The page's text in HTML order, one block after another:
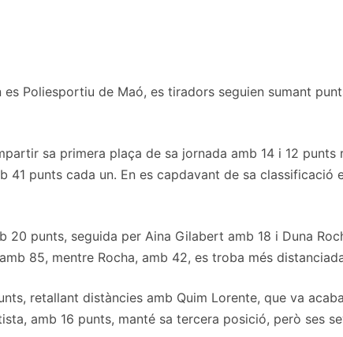
Poliesportiu de Maó, es tiradors seguien sumant
sa primera plaça de sa jornada amb 14 i 12
punts cada un. En es capdavant de sa classificació
punts, seguida per Aina Gilabert amb 18 i Duna
85, mentre Rocha, amb 42, es troba més
retallant distàncies amb Quim Lorente, que va
amb 16 punts, manté sa tercera posició, però ses